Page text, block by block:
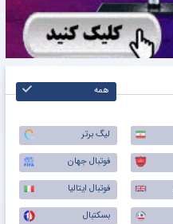
همه
لیگ برتر
فوتبال جهان
فوتبال ایتالیا
بسکتبال